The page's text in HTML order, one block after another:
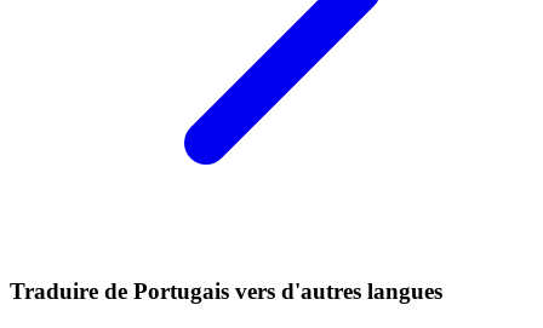
Traduire de Portugais vers d'autres langues